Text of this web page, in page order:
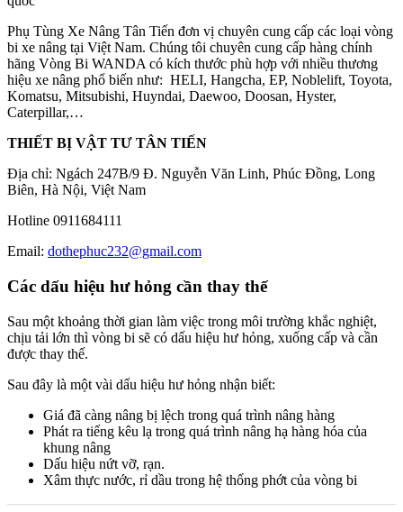
Phụ Tùng Xe Nâng Tân Tiến đơn vị chuyên cung cấp các loại vòng
bi xe nâng tại Việt Nam. Chúng tôi chuyên cung cấp hàng chính
hãng Vòng Bi WANDA có kích thước phù hợp với nhiều thương
hiệu xe nâng phổ biến như: HELI, Hangcha, EP, Noblelift, Toyota,
Komatsu, Mitsubishi, Huyndai, Daewoo, Doosan, Hyster,
Caterpillar,…
THIẾT BỊ VẬT TƯ TÂN TIẾN
Địa chỉ: Ngách 247B/9 Đ. Nguyễn Văn Linh, Phúc Đồng, Long
Biên, Hà Nội, Việt Nam
Hotline 0911684111
Email: dothephuc232@gmail.com
Các dấu hiệu hư hỏng cần thay thế
Sau một khoảng thời gian làm việc trong môi trường khắc nghiệt,
chịu tải lớn thì vòng bi sẽ có dấu hiệu hư hỏng, xuống cấp và cần
được thay thế.
Sau đây là một vài dấu hiệu hư hỏng nhận biết:
Giá đã càng nâng bị lệch trong quá trình nâng hàng
Phát ra tiếng kêu lạ trong quá trình nâng hạ hàng hóa của
khung nâng
Dấu hiệu nứt vỡ, rạn.
Xâm thực nước, rỉ dầu trong hệ thống phớt của vòng bi